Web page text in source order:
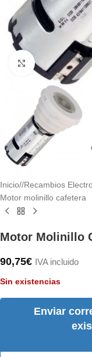
Haga clic para
Inicio/ Recambios
Motor molinillo cafetera
Motor Molinillo
90,75€ IVA incluido
Sin existencias
Enviar